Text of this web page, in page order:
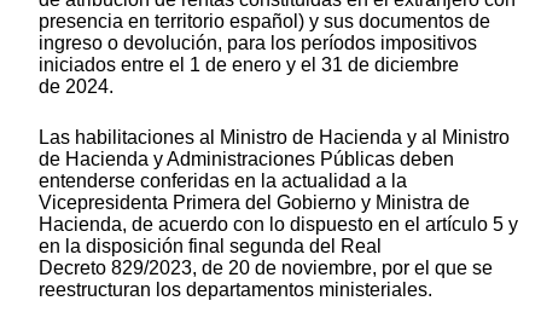
presencia en territorio español) y sus documentos de
ingreso o devolución, para los períodos impositivos
iniciados entre el 1 de enero y el 31 de diciembre
de 2024.
Las habilitaciones al Ministro de Hacienda y al Ministro
de Hacienda y Administraciones Públicas deben
entenderse conferidas en la actualidad a la
Vicepresidenta Primera del Gobierno y Ministra de
Hacienda, de acuerdo con lo dispuesto en el artículo 5 y
en la disposición final segunda del Real
Decreto 829/2023, de 20 de noviembre, por el que se
reestructuran los departamentos ministeriales.